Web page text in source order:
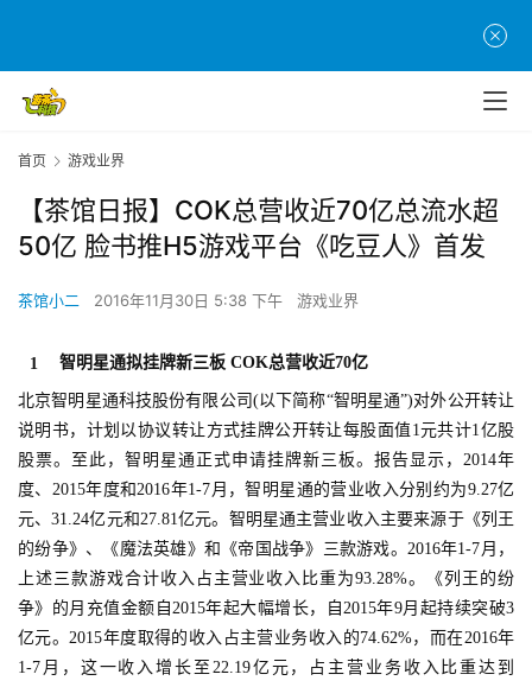
首页 游戏业界
【茶馆日报】COK总营收近70亿总流水超
50亿 脸书推H5游戏平台《吃豆人》首发
茶馆小二 2016年11月30日 5:38 下午 游戏业界
1 智明星通拟挂牌新三板 COK总营收近70亿
北京智明星通科技股份有限公司(以下简称“智明星通”)对外公开转让
说明书，计划以协议转让方式挂牌公开转让每股面值1元共计1亿股
股票。至此，智明星通正式申请挂牌新三板。报告显示，2014年
度、2015年度和2016年1-7月，智明星通的营业收入分别约为9.27亿
元、31.24亿元和27.81亿元。智明星通主营业收入主要来源于《列王
的纷争》、《魔法英雄》和《帝国战争》三款游戏。2016年1-7月，
上述三款游戏合计收入占主营业收入比重为93.28%。《列王的纷
争》的月充值金额自2015年起大幅增长，自2015年9月起持续突破3
亿元。2015年度取得的收入占主营业务收入的74.62%，而在2016年
1-7月，这一收入增长至22.19亿元，占主营业务收入比重达到